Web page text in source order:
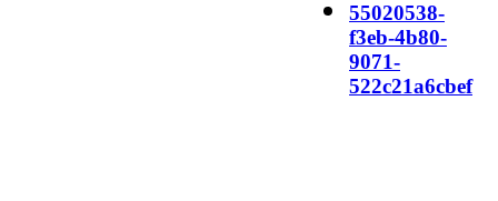
55020538-
f3eb-4b80-
9071-
522c21a6cbef